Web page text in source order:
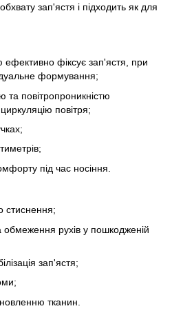
зап'ястя і підходить як для
фіксує зап'ястя, при
формування;
та повітропроникністю
повітря;
під час носіння.
стиснення;
рухів у пошкодженій
зап'ястя;
тканин.